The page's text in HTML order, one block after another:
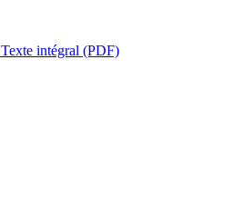
Texte intégral (PDF)